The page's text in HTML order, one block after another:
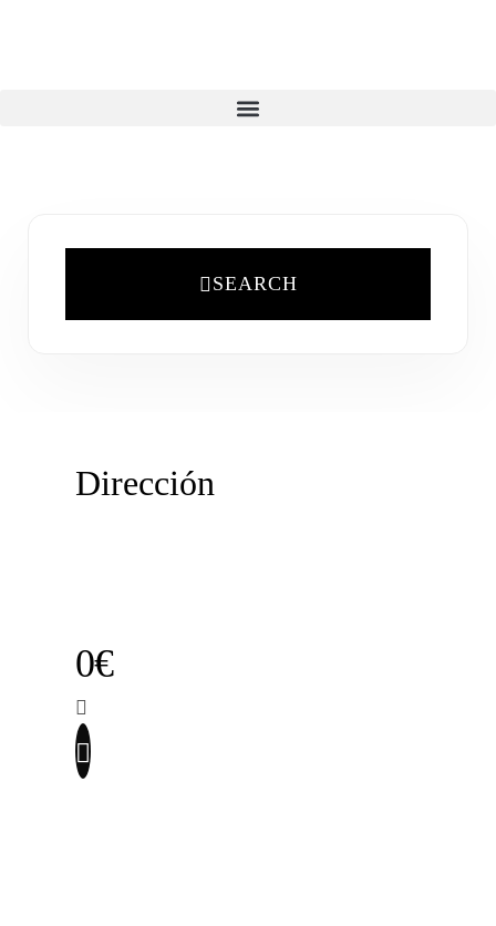
SEARCH
Dirección
0€